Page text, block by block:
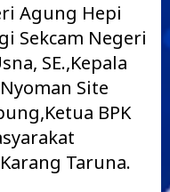
Agung Hepi
Sekcam Negeri
SE.,Kepala
Site
BPK
Taruna.